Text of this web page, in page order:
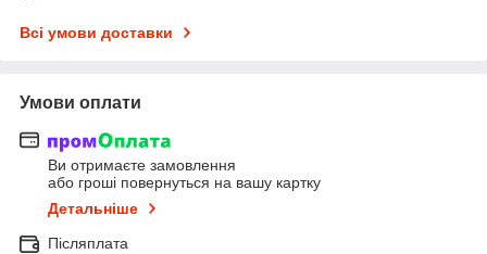
Всі умови доставки
Умови оплати
Ви отримаєте замовлення
або гроші повернуться на вашу картку
Детальніше
Післяплата